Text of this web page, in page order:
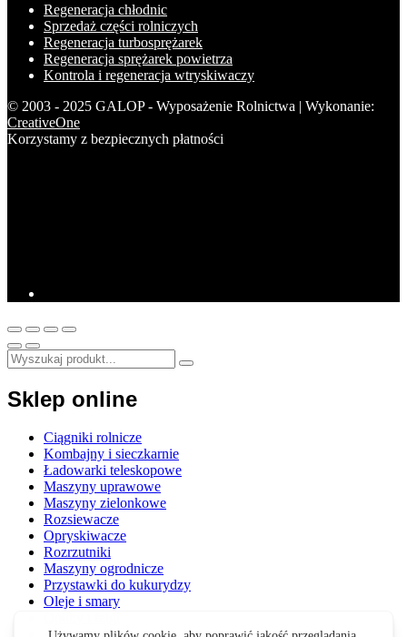
Regeneracja chłodnic
Sprzedaż części rolniczych
Regeneracja turbosprężarek
Regeneracja sprężarek powietrza
Kontrola i regeneracja wtryskiwaczy
© 2003 - 2025 GALOP - Wyposażenie Rolnictwa | Wykonanie:
CreativeOne
Korzystamy z bezpiecznych płatności
Sklep online
Ciągniki rolnicze
Kombajny i sieczkarnie
Ładowarki teleskopowe
Maszyny uprawowe
Maszyny zielonkowe
Rozsiewacze
Opryskiwacze
Rozrzutniki
Maszyny ogrodnicze
Przystawki do kukurydzy
Oleje i smary